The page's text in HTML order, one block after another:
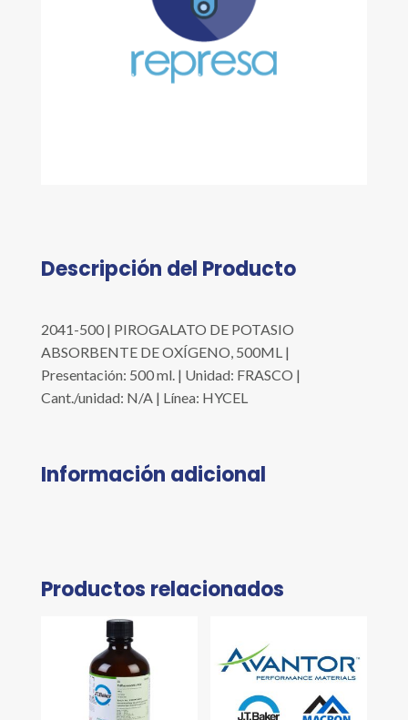
Descripción del Producto
2041-500 | PIROGALATO DE POTASIO
ABSORBENTE DE OXÍGENO, 500ML |
Presentación: 500 ml. | Unidad: FRASCO |
Cant./unidad: N/A | Línea: HYCEL
Información adicional
Productos relacionados